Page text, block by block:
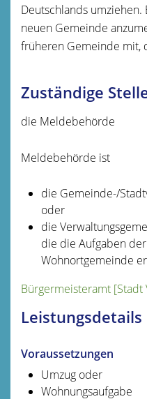
Deutschlands umziehen.
neuen Gemeinde
früheren Gemeinde mit,
Zuständige
die Meldebehörde
Meldebehörde ist
die Gemeinde-/
oder
die
die die Aufgaben
Wohnortgemeinde
Bürgermeisteramt [Stadt
Leistungsdetails
Voraussetzungen
Umzug oder
Wohnungsaufgabe